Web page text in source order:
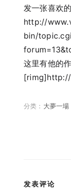
发一张喜欢的
http://
bin/
这里有他的
分类： 大夢一
发表评论